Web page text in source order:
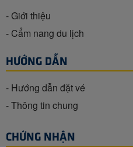
- Giới thiệu
- Cẩm nang du lịch
HƯỚNG DẪN
- Hướng dẫn đặt vé
- Thông tin chung
CHỨNG NHẬN